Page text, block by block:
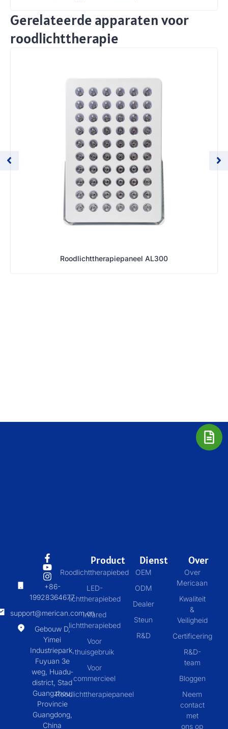
Gerelateerde apparaten voor
roodlichttherapie
Roodlichttherapiepaneel AL300
+86-
19928364677
support@merican.com.cn
Gebouw D,
Yimei
Industriepark,
Fuyuan 3e
weg, Huadu-
district, Stad
Guangzhou,
Provincie
Guangdong,
China
Product
Roodlichttherapiebed
LED-
lichttherapiebed
Infared
lichttherapiebed
Voor
thuisgebruik
Voor
commercieel
Roodlichttherapiepaneel
Dienst
OEM
ODM
Dealer
Steun
R&D
Over
Over
Mericaan
Kwaliteit
&
Veiligheid
Certificering
R&D-
team
Bloggen
Neem
contact
met
ons op